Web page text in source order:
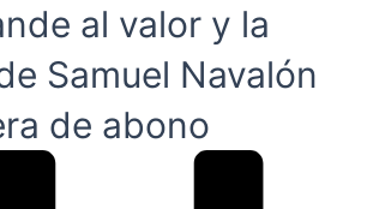
al valor y la
Samuel Navalón
de abono